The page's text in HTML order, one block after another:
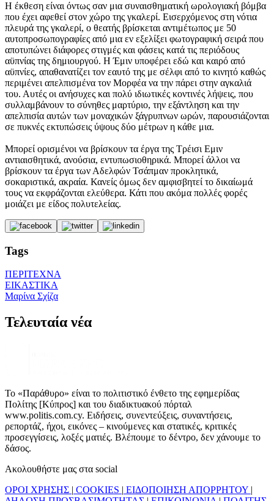
Η έκθεση είναι όντως σαν μια συναισθηματική ωρολογιακή βόμβα
που έχει αφεθεί στον χώρο της γκαλερί. Εισερχόμενος στη νότια
πλευρά της γκαλερί, ο θεατής βρίσκεται αντιμέτωπος με 50
αυτοπροσωπογραφίες από μια εν εξελίξει φωτογραφική σειρά που
αποτυπώνει διάφορες στιγμές και φάσεις κατά τις περιόδους
αϋπνίας της δημιουργού. Η Έμιν υποφέρει εδώ και καιρό από
αϋπνίες, απαθανατίζει τον εαυτό της με σέλφι από το κινητό καθώς
περιμένει απελπισμένα τον Μορφέα να την πάρει στην αγκαλιά
του. Αυτές οι ανήσυχες και πολύ ιδιωτικές κοντινές λήψεις, που
συλλαμβάνουν το σύνηθες μαρτύριο, την εξάντληση και την
απελπισία αυτών των μοναχικών ξάγρυπνων ωρών, παρουσιάζονται
σε πυκνές εκτυπώσεις ύψους δύο μέτρων η κάθε μια.
Μπορεί ορισμένοι να βρίσκουν τα έργα της Τρέισι Εμιν
αντιαισθητικά, ανούσια, εντυπωσιοθηρικά. Mπορεί άλλοι να
βρίσκουν τα έργα των Αδελφών Τσάπμαν προκλητικά,
σοκαριστικά, ακραία. Κανείς όμως δεν αμφισβητεί το δικαίωμά
τους να εκφράζονται ελεύθερα. Κάτι που ακόμα πολλές φορές
μοιάζει με είδος πολυτελείας.
Tags
ΠΕΡΙΤΕΧΝΑ
ΕΙΚΑΣΤΙΚΑ
Μαρίνα Σχίζα
Τελευταία νέα
Το «Παράθυρο» είναι το πολιτιστικό ένθετο της εφημερίδας
Πολίτης [Κύπρος] και του διαδικτυακού πόρταλ
www.politis.com.cy. Ειδήσεις, συνεντεύξεις, συναντήσεις,
ρεπορτάζ, ήχοι, εικόνες – κινούμενες και στατικές, κριτικές
προσεγγίσεις, λοξές ματιές. Βλέπουμε το δέντρο, δεν χάνουμε το
δάσος.
Ακολουθήστε μας στα social
ΟΡΟΙ ΧΡΗΣΗΣ | COOKIES | ΕΙΔΟΠΟΙΗΣΗ ΑΠΟΡΡΗΤΟΥ |